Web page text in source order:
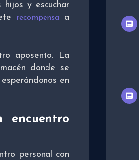
y escuchar
recompensa
a
aposento. La
donde se
esperándonos en
personal con